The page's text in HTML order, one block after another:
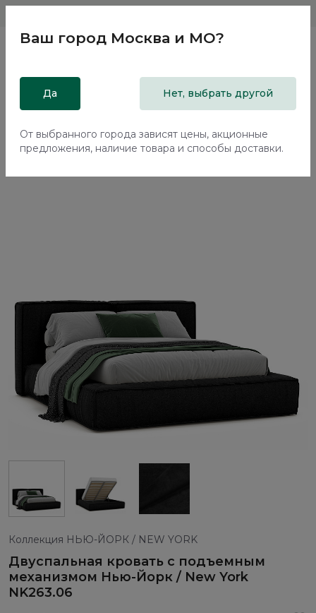
Главная
Кровати
Двуспальная кровать с подъемным механизмом Нью-Йорк
Коллекция НЬЮ-ЙОРК / NEW YORK
Двуспальная кровать с подъемным
механизмом Нью-Йорк / New York
NK263.06
Ваш город Москва и МО?
Да Нет, выбрать другой
От выбранного города зависят цены, акционные
предложения, наличие товара и способы доставки.